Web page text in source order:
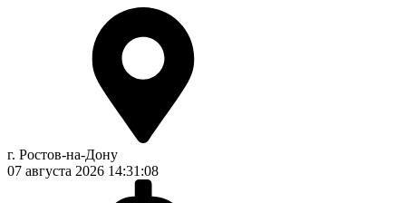
г. Ростов-на-Дону
07 августа 2026 14:31:08